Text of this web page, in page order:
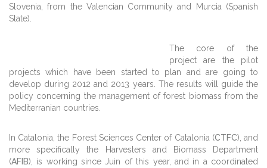
Slovenia, from the Valencian Community and Murcia (Spanish
State).
The core of the
project are the pilot
projects which have been started to plan and are going to
develop during 2012 and 2013 years. The results will guide the
policy concerning the management of forest biomass from the
Mediterranian countries.
In Catalonia, the Forest Sciences Center of Catalonia (CTFC), and
more specifically the Harvesters and Biomass Department
(AFIB), is working since Juin of this year, and in a coordinated